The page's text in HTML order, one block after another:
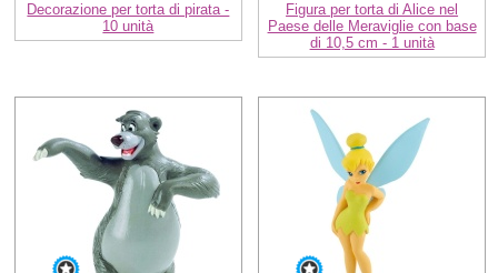
Decorazione per torta di pirata -
10 unità
Figura per torta di Alice nel
Paese delle Meraviglie con base
di 10,5 cm - 1 unità